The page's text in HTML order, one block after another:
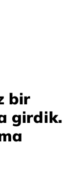
bir
girdik.